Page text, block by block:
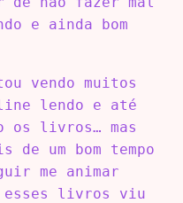
e ainda bom
vendo muitos
lendo e até
os livros… mas
de um bom tempo
me animar
esses livros viu